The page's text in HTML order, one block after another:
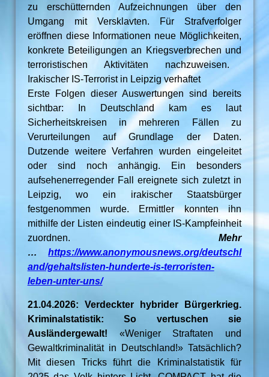
zu erschütternden Aufzeichnungen über den
Umgang mit Versklavten. Für Strafverfolger
eröffnen diese Informationen neue Möglichkeiten,
konkrete Beteiligungen an Kriegsverbrechen und
terroristischen Aktivitäten nachzuweisen.
Irakischer IS-Terrorist in Leipzig verhaftet
Erste Folgen dieser Auswertungen sind bereits
sichtbar: In Deutschland kam es laut
Sicherheitskreisen in mehreren Fällen zu
Verurteilungen auf Grundlage der Daten.
Dutzende weitere Verfahren wurden eingeleitet
oder sind noch anhängig. Ein besonders
aufsehenerregender Fall ereignete sich zuletzt in
Leipzig, wo ein irakischer Staatsbürger
festgenommen wurde. Ermittler konnten ihn
mithilfe der Listen eindeutig einer IS-Kampfeinheit
zuordnen.Mehr
…https://www.anonymousnews.org/deutschl
and/gehaltslisten-hunderte-is-terroristen-
leben-unter-uns/
21.04.2026: Verdeckter hybrider Bürgerkrieg.
Kriminalstatistik: So vertuschen sie
Ausländergewalt! «Weniger Straftaten und
Gewaltkriminalität in Deutschland!» Tatsächlich?
Mit diesen Tricks führt die Kriminalstatistik für